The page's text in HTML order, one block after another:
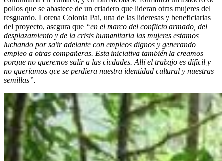
pollos que se abastece de un criadero que lideran otras mujeres del
resguardo. Lorena Colonia Pai, una de las lideresas y beneficiarias
del proyecto, asegura que “en el marco del conflicto armado, del
desplazamiento y de la crisis humanitaria las mujeres estamos
luchando por salir adelante con empleos dignos y generando
empleo a otras compañeras. Esta iniciativa también la creamos
porque no queremos salir a las ciudades. Allí el trabajo es difícil y
no queríamos que se perdiera nuestra identidad cultural y nuestras
semillas”.